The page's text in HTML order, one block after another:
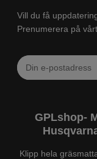
Vill du få
Prenumerera på
GPLshop-
Klipp hela